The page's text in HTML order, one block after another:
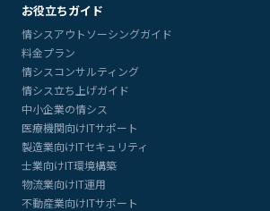
お役立ちガイド
情シスアウトソーシングガイド
料金プラン
情シスコンサルティング
情シス立ち上げガイド
中小企業の情シス
医療機関向けITサポート
製造業向けITセキュリティ
士業向けIT環境構築
物流業向けIT運用
不動産業向けITサポート